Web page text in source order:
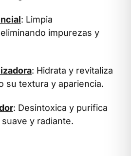
: Limpia
impurezas y
: Hidrata y revitaliza
su textura y apariencia.
: Desintoxica y purifica
y radiante.